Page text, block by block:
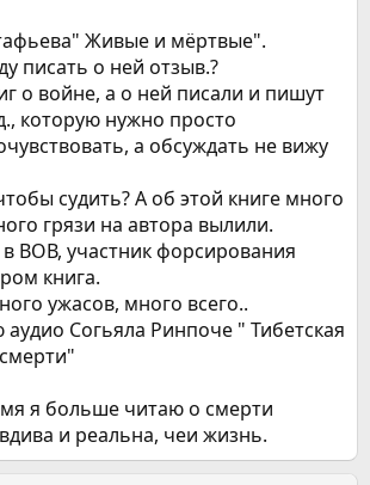
Живые и мёртвые".
писать о ней отзыв.?
о войне, а о ней писали и пишут
которую нужно просто
а обсуждать не вижу
судить? А об этой книге много
грязи на автора вылили.
ВОВ, участник форсирования
книга.
ужасов, много всего..
Согьяла Ринпоче " Тибетская
я больше читаю о смерти
и реальна, чеи жизнь.